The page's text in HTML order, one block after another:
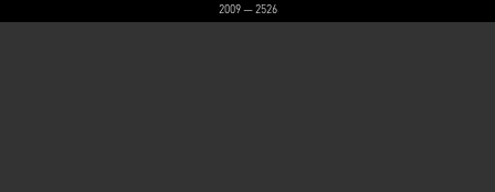
2009 — 2526